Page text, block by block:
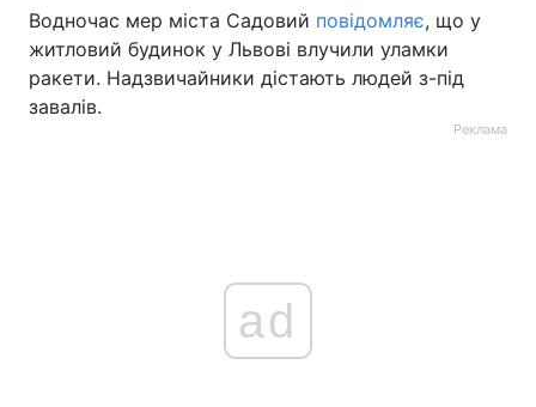
Водночас мер міста Садовий повідомляє, що у
житловий будинок у Львові влучили уламки
ракети. Надзвичайники дістають людей з-під
завалів.
Реклама
ad